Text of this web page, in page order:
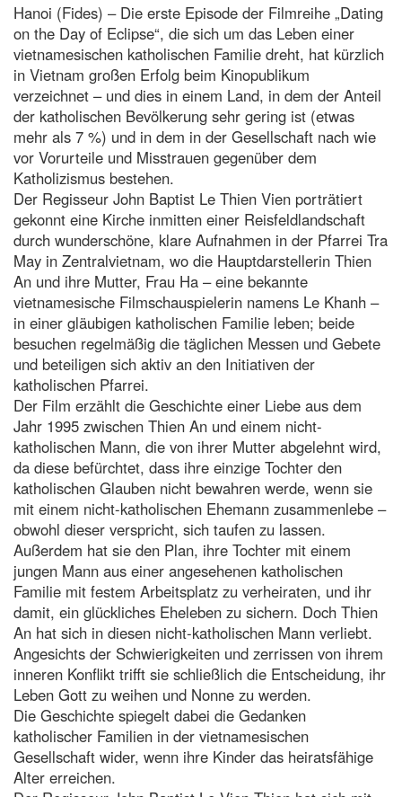
Hanoi (Fides) – Die erste Episode der Filmreihe „Dating
on the Day of Eclipse“, die sich um das Leben einer
vietnamesischen katholischen Familie dreht, hat kürzlich
in Vietnam großen Erfolg beim Kinopublikum
verzeichnet – und dies in einem Land, in dem der Anteil
der katholischen Bevölkerung sehr gering ist (etwas
mehr als 7 %) und in dem in der Gesellschaft nach wie
vor Vorurteile und Misstrauen gegenüber dem
Katholizismus bestehen.
Der Regisseur John Baptist Le Thien Vien porträtiert
gekonnt eine Kirche inmitten einer Reisfeldlandschaft
durch wunderschöne, klare Aufnahmen in der Pfarrei Tra
May in Zentralvietnam, wo die Hauptdarstellerin Thien
An und ihre Mutter, Frau Ha – eine bekannte
vietnamesische Filmschauspielerin namens Le Khanh –
in einer gläubigen katholischen Familie leben; beide
besuchen regelmäßig die täglichen Messen und Gebete
und beteiligen sich aktiv an den Initiativen der
katholischen Pfarrei.
Der Film erzählt die Geschichte einer Liebe aus dem
Jahr 1995 zwischen Thien An und einem nicht-
katholischen Mann, die von ihrer Mutter abgelehnt wird,
da diese befürchtet, dass ihre einzige Tochter den
katholischen Glauben nicht bewahren werde, wenn sie
mit einem nicht-katholischen Ehemann zusammenlebe –
obwohl dieser verspricht, sich taufen zu lassen.
Außerdem hat sie den Plan, ihre Tochter mit einem
jungen Mann aus einer angesehenen katholischen
Familie mit festem Arbeitsplatz zu verheiraten, und ihr
damit, ein glückliches Eheleben zu sichern. Doch Thien
An hat sich in diesen nicht-katholischen Mann verliebt.
Angesichts der Schwierigkeiten und zerrissen von ihrem
inneren Konflikt trifft sie schließlich die Entscheidung, ihr
Leben Gott zu weihen und Nonne zu werden.
Die Geschichte spiegelt dabei die Gedanken
katholischer Familien in der vietnamesischen
Gesellschaft wider, wenn ihre Kinder das heiratsfähige
Alter erreichen.